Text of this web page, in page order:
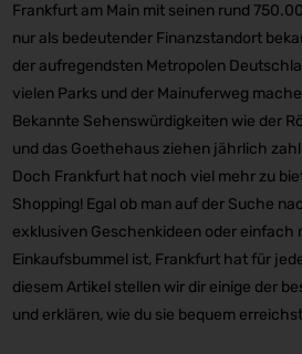
Frankfurt am Main mit seinen rund
nur als bedeutender Finanzstandort
der aufregendsten Metropolen
vielen Parks und der Mainuferweg
Bekannte Sehenswürdigkeiten wie der
und das Goethehaus ziehen jährlich
Doch Frankfurt hat noch viel mehr zu
Shopping! Egal ob man auf der Suche
exklusiven Geschenkideen oder einfach
Einkaufsbummel ist, Frankfurt hat für
diesem Artikel stellen wir dir einige der
und erklären, wie du sie bequem